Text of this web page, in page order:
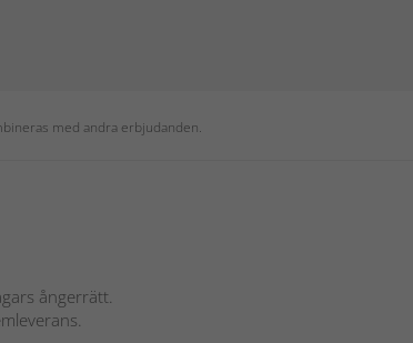
med andra erbjudanden.
ångerrätt.